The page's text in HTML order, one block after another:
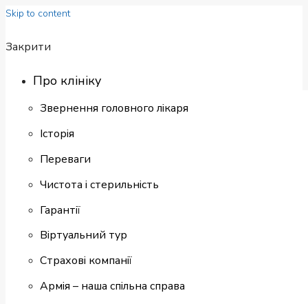
Skip to content
Закрити
Про клініку
Звернення головного лікаря
Історія
Переваги
Чистота і стерильність
Гарантії
Віртуальний тур
Страхові компанії
Армія – наша спільна справа